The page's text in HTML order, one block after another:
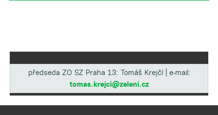
předseda ZO SZ Praha 13: Tomáš Krejčí | e-mail:
tomas.krejci@zeleni.cz